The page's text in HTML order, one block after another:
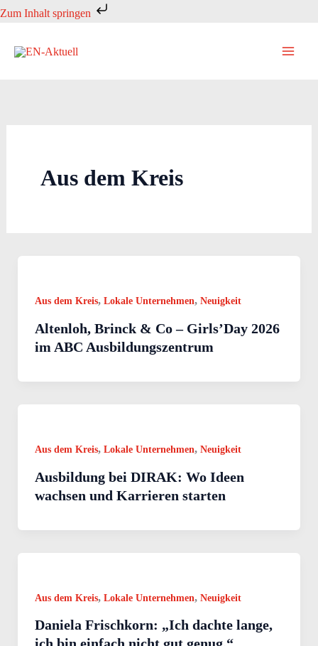
Zum Inhalt springen
Zum
springen
Aus dem Kreis
Aus dem Kreis, Lokale Unternehmen, Neuigkeit
Altenloh, Brinck & Co – Girls’Day 2026
im ABC Ausbildungszentrum
Aus dem Kreis, Lokale Unternehmen, Neuigkeit
Ausbildung bei DIRAK: Wo Ideen
wachsen und Karrieren starten
Aus dem Kreis, Lokale Unternehmen, Neuigkeit
Daniela Frischkorn: „Ich dachte lange,